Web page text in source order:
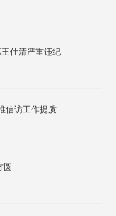
仕清严重违纪
圆